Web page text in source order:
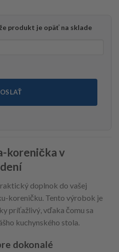
produkt je opäť na sklade
korenička v
doplnok do vašej
koreničku. Tento výrobok je
príťažlivý, vďaka čomu sa
kuchynského stola.
dokonalé